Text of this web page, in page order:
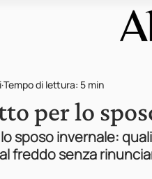
per lo
Tempo di lettura: 5 min
sposo invernale:
freddo senza